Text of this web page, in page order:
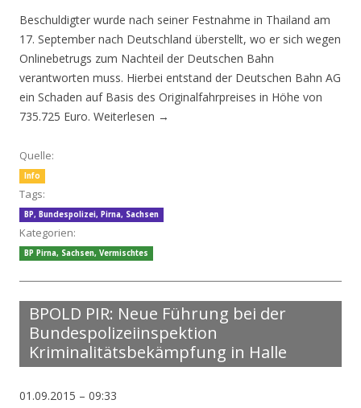
Beschuldigter wurde nach seiner Festnahme in Thailand am
17. September nach Deutschland überstellt, wo er sich wegen
Onlinebetrugs zum Nachteil der Deutschen Bahn
verantworten muss. Hierbei entstand der Deutschen Bahn AG
ein Schaden auf Basis des Originalfahrpreises in Höhe von
735.725 Euro. Weiterlesen →
Quelle:
Info
Tags:
BP, Bundespolizei, Pirna, Sachsen
Kategorien:
BP Pirna, Sachsen, Vermischtes
BPOLD PIR: Neue Führung bei der
Bundespolizeiinspektion
Kriminalitätsbekämpfung in Halle
01.09.2015 – 09:33